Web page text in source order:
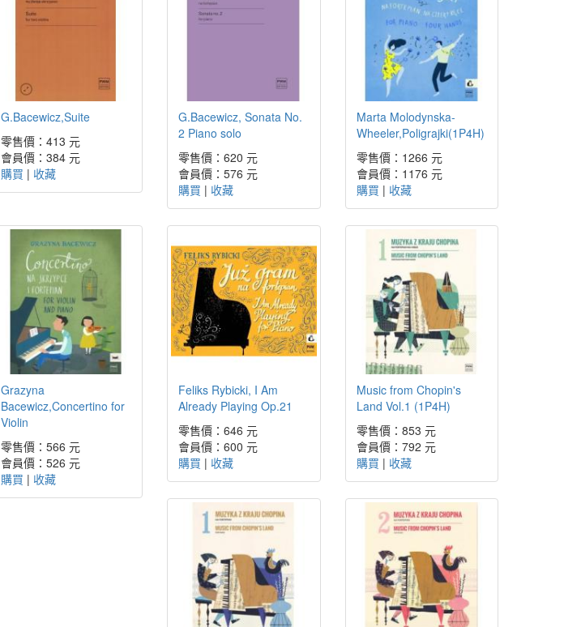
G.Bacewicz,Suite
零售價：413 元
會員價：384 元
購買 | 收藏
G.Bacewicz, Sonata No.
2 Piano solo
零售價：620 元
會員價：576 元
購買 | 收藏
Marta Molodynska-
Wheeler,Poligrajki(1P4H)
零售價：1266 元
會員價：1176 元
購買 | 收藏
Grazyna
Bacewicz,Concertino for
Violin
零售價：566 元
會員價：526 元
購買 | 收藏
Feliks Rybicki, I Am
Already Playing Op.21
零售價：646 元
會員價：600 元
購買 | 收藏
Music from Chopin's
Land Vol.1 (1P4H)
零售價：853 元
會員價：792 元
購買 | 收藏